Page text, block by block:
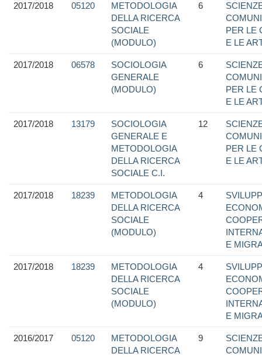
2017/2018 05120
METODOLOGIA
DELLA RICERCA
SOCIALE
(MODULO)
6
PER LE
E LE
2017/2018 06578
SOCIOLOGIA
GENERALE
(MODULO)
6
PER LE
E LE
2017/2018 13179
SOCIOLOGIA
GENERALE E
METODOLOGIA
DELLA RICERCA
SOCIALE C.I.
12
PER LE
E LE
2017/2018 18239
METODOLOGIA
DELLA RICERCA
SOCIALE
(MODULO)
4
E
2017/2018 18239
METODOLOGIA
DELLA RICERCA
SOCIALE
(MODULO)
4
E
2016/2017 05120
METODOLOGIA
DELLA RICERCA
9